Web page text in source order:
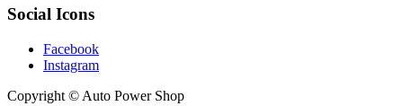
Social Icons
Facebook
Instagram
Copyright © Auto Power Shop